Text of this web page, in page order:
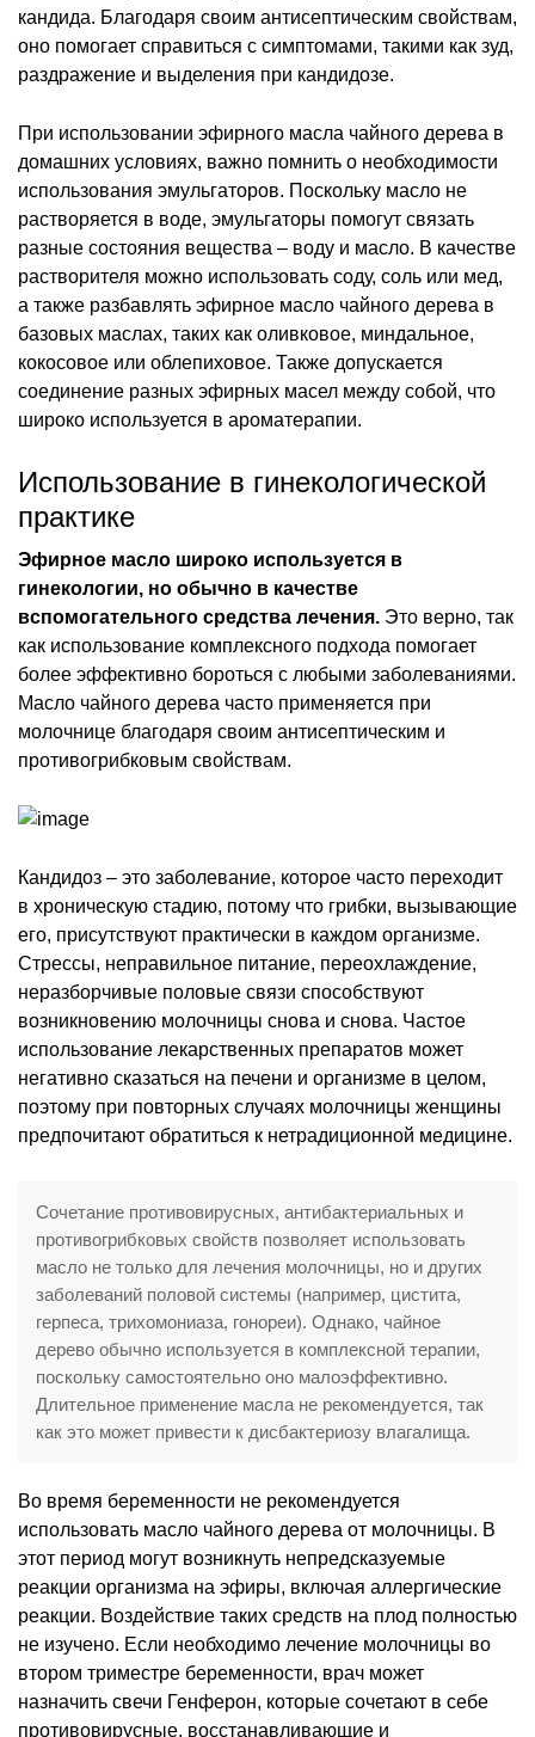
кандида. Благодаря своим антисептическим свойствам,
оно помогает справиться с симптомами, такими как зуд,
раздражение и выделения при кандидозе.
При использовании эфирного масла чайного дерева в
домашних условиях, важно помнить о необходимости
использования эмульгаторов. Поскольку масло не
растворяется в воде, эмульгаторы помогут связать
разные состояния вещества – воду и масло. В качестве
растворителя можно использовать соду, соль или мед,
а также разбавлять эфирное масло чайного дерева в
базовых маслах, таких как оливковое, миндальное,
кокосовое или облепиховое. Также допускается
соединение разных эфирных масел между собой, что
широко используется в ароматерапии.
Использование в гинекологической
практике
Эфирное масло широко используется в
гинекологии, но обычно в качестве
вспомогательного средства лечения. Это верно, так
как использование комплексного подхода помогает
более эффективно бороться с любыми заболеваниями.
Масло чайного дерева часто применяется при
молочнице благодаря своим антисептическим и
противогрибковым свойствам.
Кандидоз – это заболевание, которое часто переходит
в хроническую стадию, потому что грибки, вызывающие
его, присутствуют практически в каждом организме.
Стрессы, неправильное питание, переохлаждение,
неразборчивые половые связи способствуют
возникновению молочницы снова и снова. Частое
использование лекарственных препаратов может
негативно сказаться на печени и организме в целом,
поэтому при повторных случаях молочницы женщины
предпочитают обратиться к нетрадиционной медицине.
Сочетание противовирусных, антибактериальных и
противогрибковых свойств позволяет использовать
масло не только для лечения молочницы, но и других
заболеваний половой системы (например, цистита,
герпеса, трихомониаза, гонореи). Однако, чайное
дерево обычно используется в комплексной терапии,
поскольку самостоятельно оно малоэффективно.
Длительное применение масла не рекомендуется, так
как это может привести к дисбактериозу влагалища.
Во время беременности не рекомендуется
использовать масло чайного дерева от молочницы. В
этот период могут возникнуть непредсказуемые
реакции организма на эфиры, включая аллергические
реакции. Воздействие таких средств на плод полностью
не изучено. Если необходимо лечение молочницы во
втором триместре беременности, врач может
назначить свечи Генферон, которые сочетают в себе
противовирусные, восстанавливающие и